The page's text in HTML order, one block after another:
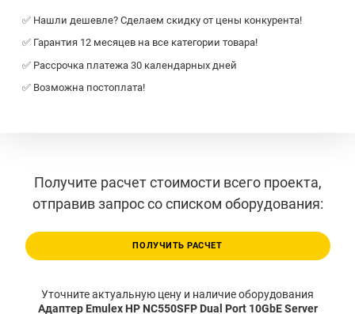
✅ Нашли дешевле? Сделаем скидку от цены конкурента!
✅ Гарантия 12 месяцев на все категории товара!
✅ Рассрочка платежа 30 календарных дней
✅ Возможна постоплата!
Получите расчет стоимости всего проекта,
отправив запрос со списком оборудования:
ПОЛУЧИТЬ РАСЧЕТ
Уточните актуальную цену и наличие оборудования
Адаптер Emulex HP NC550SFP Dual Port 10GbE Server